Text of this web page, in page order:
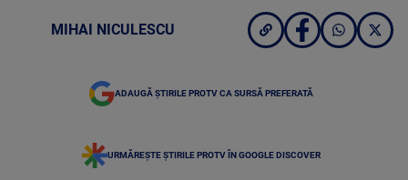
MIHAI NICULESCU
ADAUGĂ ȘTIRILE PROTV CA SURSĂ PREFERATĂ
URMĂREȘTE ȘTIRILE PROTV ÎN GOOGLE DISCOVER